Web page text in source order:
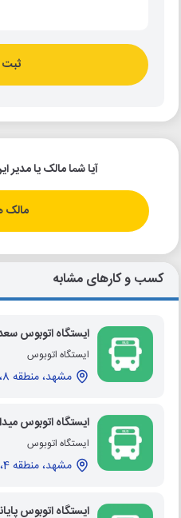
ثبت
آیا شما مالک یا
مالک
کسب و کارهای مشابه
ایستگاه اتوبوس
ایستگاه اتوبوس
مشهد، منطقه 8، محله سراب، خیابان امام خمینی
ایستگاه اتوبوس
ایستگاه اتوبوس
مشهد، منطقه 4، محله ایثار، بلوار طبرسی جنوبی
ایستگاه اتوبوس